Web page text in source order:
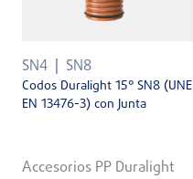
SN4 SN8
Codos Duralight 15° SN8 (UNE
EN 13476-3) con Junta
Accesorios PP Duralight